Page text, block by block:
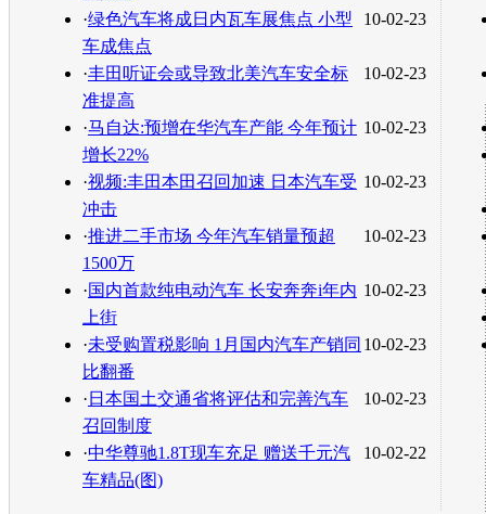
10-02-23
·绿色汽车将成日内瓦车展焦点 小型
车成焦点
10-02-23
·丰田听证会或导致北美汽车安全标
准提高
10-02-23
·马自达:预增在华汽车产能 今年预计
增长22%
10-02-23
·视频:丰田本田召回加速 日本汽车受
冲击
10-02-23
·推进二手市场 今年汽车销量预超
1500万
10-02-23
·国内首款纯电动汽车 长安奔奔i年内
上街
10-02-23
·未受购置税影响 1月国内汽车产销同
比翻番
10-02-23
· 日本国土交通省将评估和完善汽车
召回制度
10-02-22
·中华尊驰1.8T现车充足 赠送千元汽
车精品(图)